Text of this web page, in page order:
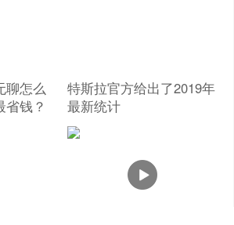
聊怎么
省钱？
特斯拉官方给出了2019年
最新统计